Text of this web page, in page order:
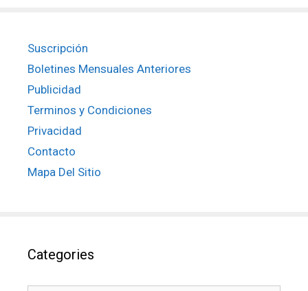
Suscripción
Boletines Mensuales Anteriores
Publicidad
Terminos y Condiciones
Privacidad
Contacto
Mapa Del Sitio
Categories